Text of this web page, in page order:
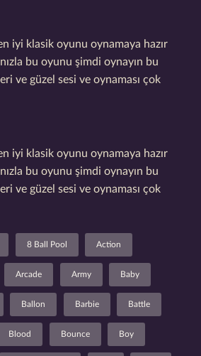
iyi klasik oyunu oynamaya hazır
bu oyunu şimdi oynayın bu
ve güzel sesi ve oynaması çok
iyi klasik oyunu oynamaya hazır
bu oyunu şimdi oynayın bu
ve güzel sesi ve oynaması çok
8 Ball Pool Action
Arcade Army Baby
Ballon Barbie Battle
Blood Bounce Boy